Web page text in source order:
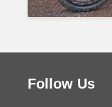
Follow Us